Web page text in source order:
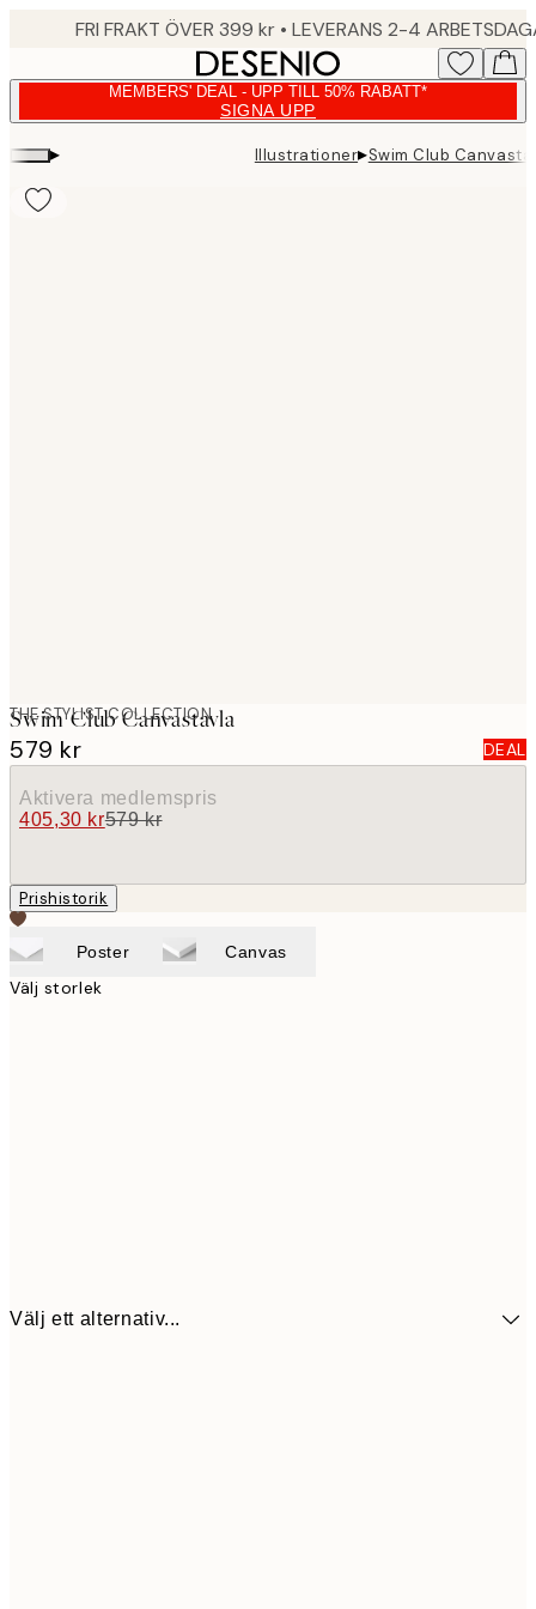
FRI FRAKT ÖVER 399 kr • LEVERANS 2-4
MEMBERS' DEAL - UPP TILL 50% RABATT*
SIGNA UPP
▸ Illustrationer▸Swim Club
THE STYLIST COLLECTION
Swim Club Canvastavla
579 kr DEAL
Aktivera medlemspris
405,30 kr579 kr
Prishistorik
Poster Canvas
Välj storlek
Välj ett alternativ...